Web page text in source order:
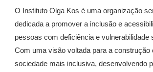
O Instituto Olga Kos é uma organização
dedicada a promover a inclusão e
pessoas com deficiência e vulnerabilidade
Com uma visão voltada para a construção
sociedade mais inclusiva, desenvolvendo